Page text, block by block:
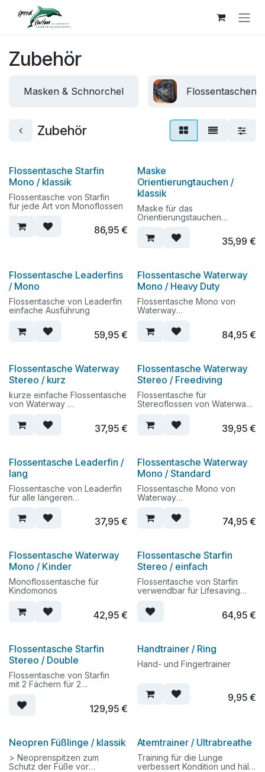
Zum Inhalt springen
Zubehör
Masken & Schnorchel Flossentaschen
Zubehör
Flossentasche Starfin
Mono / klassik
Flossentasche von Starfin
für jede Art von Monoflossen
86,95€
Maske
Orientierungtauchen /
klassik
Maske für das
Orientierungstauchen
verwendbar
35,99 €
Flossentasche Leaderfins
/ Mono
Flossentasche von Leaderfin
einfache Ausführung
59,95€
Flossentasche Waterway
Mono / Heavy Duty
Flossentasche Mono von
Waterway
Variante
84,95€
Flossentasche Waterway
Stereo / kurz
kurze einfache Flossentasche
von Waterway
Rugbyflossen
37,95€
Flossentasche Waterway
Stereo / Freediving
Flossentasche für
Stereoflossen von Waterway
Farbe: schwarz
stabile Tasche für bis zu 2
39,95€
Flossentasche Leaderfin /
lang
Flossentasche von Leaderfin
für alle längeren
37,95€
Flossentasche Waterway
Mono / Standard
Flossentasche Mono von
Waterway
74,95€
Flossentasche Waterway
Mono / Kinder
Monoflossentasche für
Kindomonos
42,95€
Flossentasche Starfin
Stereo / einfach
Flossentasche von Starfin
verwendbar für Lifesaving
64,95€
Flossentasche Starfin
Stereo / Double
Flossentasche von Starfin
mit 2 Fächern für 2
für Lifesaving und Long
distance
129,95€
Handtrainer / Ring
Hand- und Fingertrainer
9,95€
Neopren Füßlinge / klassik
> Neoprenspitzen zum
Schutz der Füße vor
Atemtrainer / Ultrabreathe
Training für die Lunge
verbessert Kondition und hält